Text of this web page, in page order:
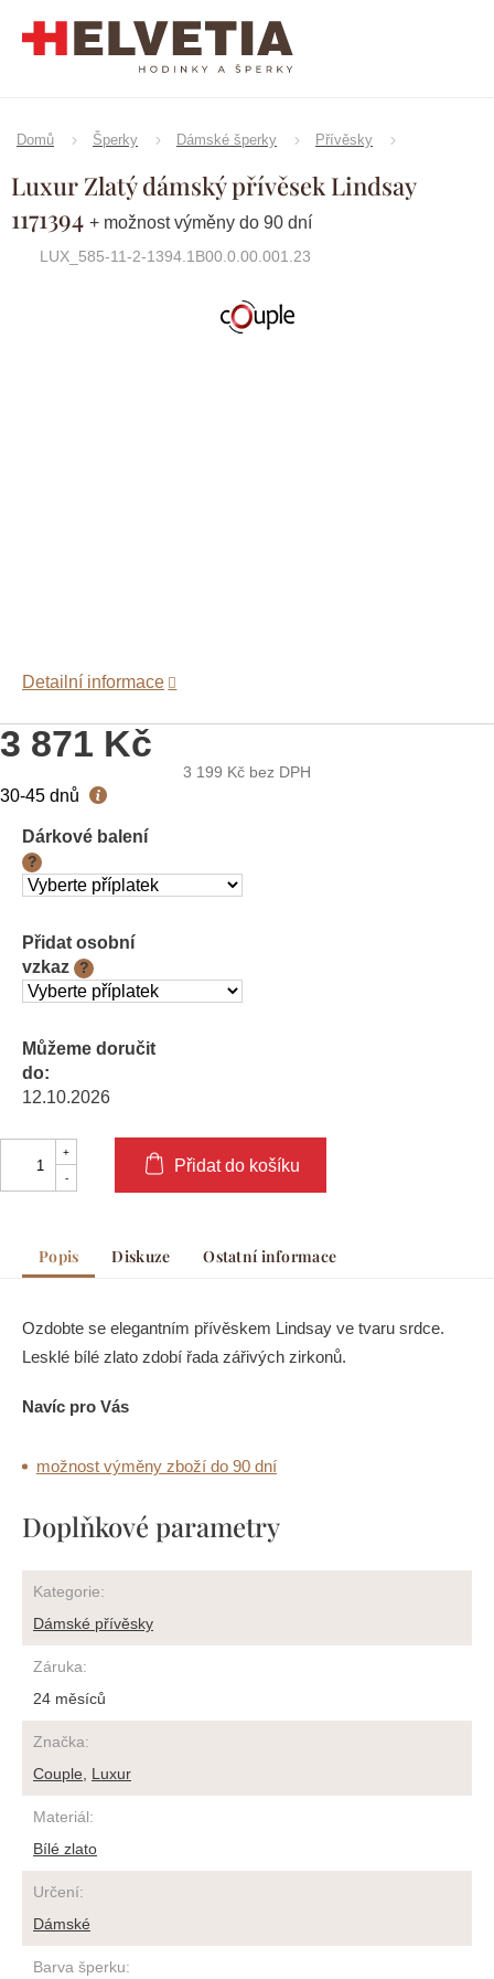
Domů Šperky Dámské šperky Přívěsky
Luxur Zlatý dámský přívěsek Lindsay
1171394 + možnost výměny do 90 dní
LUX_585-11-2-1394.1B00.0.00.001.23
Značka:Couple
3 871 Kč
3 199 Kč bez DPH
Měrná
30-45 dnů
Dárkové balení
?
Přidat osobní
vzkaz
?
Můžeme doručit
do:
12.10.2026
Přidat do košíku
Detailní informace
Popis Diskuze Ostatní informace
Ozdobte se elegantním přívěskem Lindsay ve tvaru srdce.
Lesklé bílé zlato zdobí řada zářivých zirkonů.
Navíc pro Vás
možnost výměny zboží do 90 dní
Doplňkové parametry
Kategorie:
Dámské přívěsky
Záruka:
24 měsíců
Značka:
Couple
Luxur
Materiál:
Bílé zlato
Určení:
Dámské
Barva šperku: